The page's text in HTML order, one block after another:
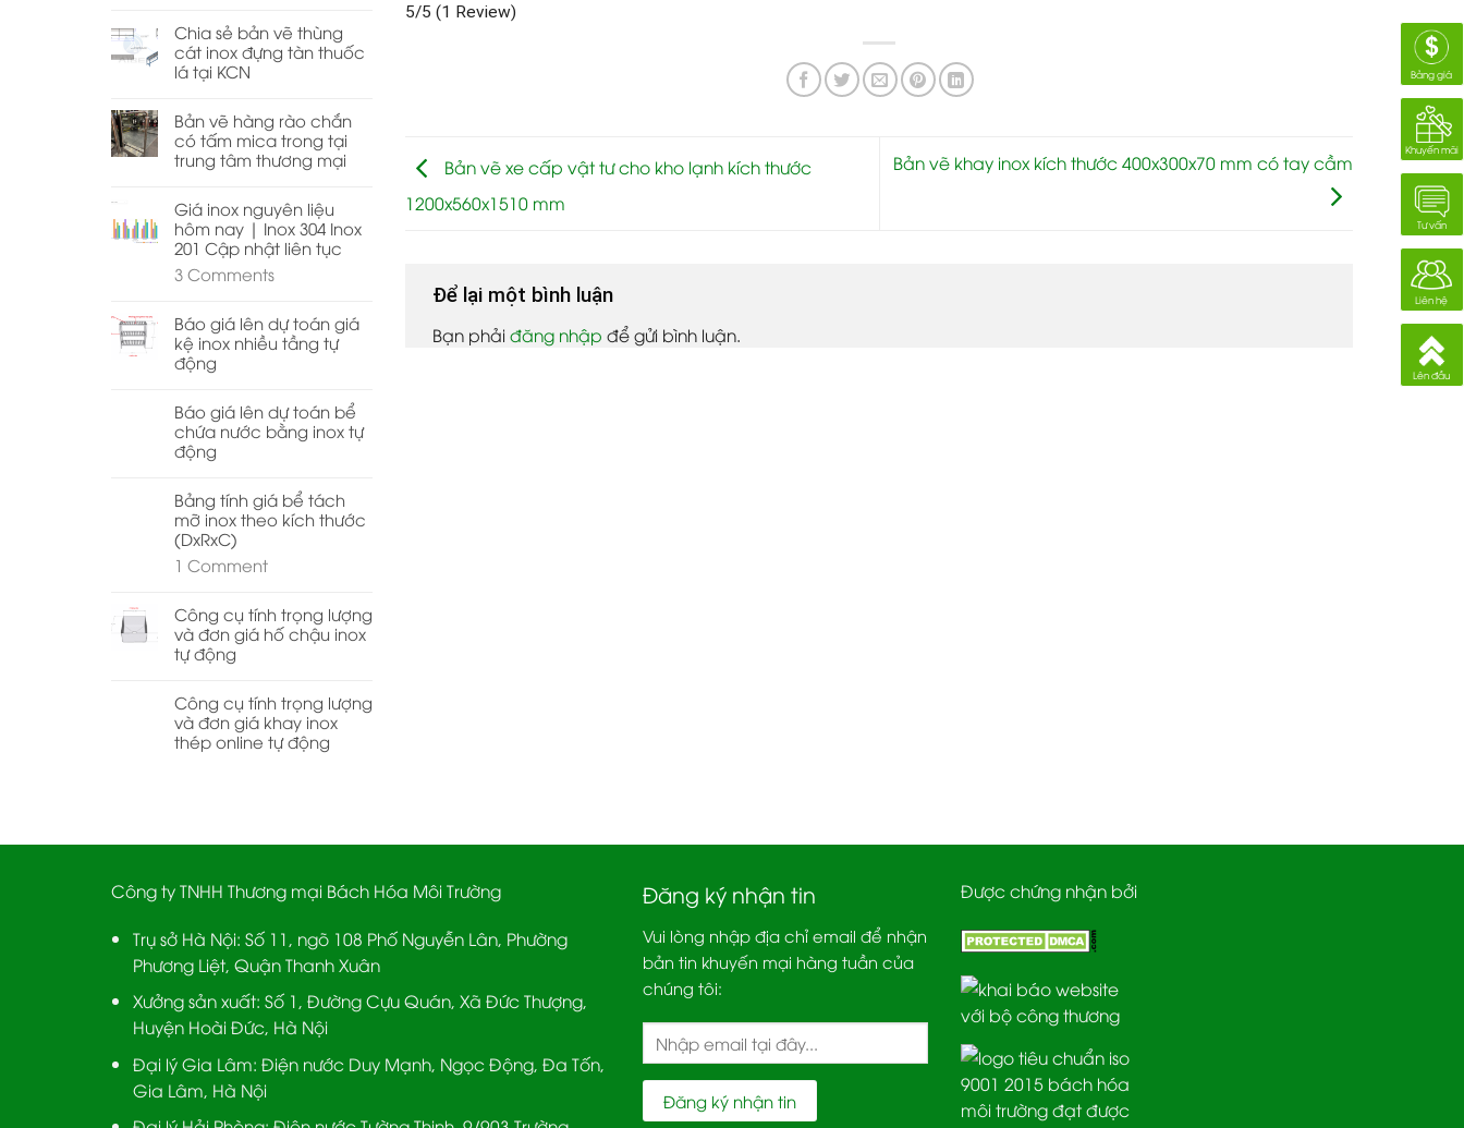
Chia sẻ bản vẽ thùng
cát inox đựng tàn thuốc
lá tại KCN
Bản vẽ hàng rào chắn
có tấm mica trong tại
trung tâm thương mại
Giá inox nguyên liệu
hôm nay | Inox 304 Inox
201 Cập nhật liên tục
3 Comments
Báo giá lên dự toán giá
kệ inox nhiều tầng tự
động
Báo giá lên dự toán bể
chứa nước bằng inox tự
động
Bảng tính giá bể tách
mỡ inox theo kích thước
(DxRxC)
1 Comment
Công cụ tính trọng lượng
và đơn giá hố chậu inox
tự động
Công cụ tính trọng lượng
và đơn giá khay inox
thép online tự động
5/5 (1 Review)
Bản vẽ xe cấp vật tư cho kho lạnh kích thước
1200x560x1510 mm
Bản vẽ khay inox kích thước 400x300x70 mm có tay cầm
Để lại một bình luận
Bạn phải đăng nhập để gửi bình luận.
Công ty TNHH Thương mại Bách Hóa Môi Trường
Trụ sở Hà Nội: Số 11, ngõ 108 Phố Nguyễn Lân, Phường
Phương Liệt, Quận Thanh Xuân
Xưởng sản xuất: Số 1, Đường Cựu Quán, Xã Đức Thượng,
Huyện Hoài Đức, Hà Nội
Đại lý Gia Lâm: Điện nước Duy Mạnh, Ngọc Động, Đa Tốn,
Gia Lâm, Hà Nội
Đăng ký nhận tin
Vui lòng nhập địa chỉ email để nhận
bản tin khuyến mại hàng tuần của
chúng tôi:
Được chứng nhận bởi
Bảng giá
Khuyến mãi
Tư vấn
Liên hệ
Lên đầu